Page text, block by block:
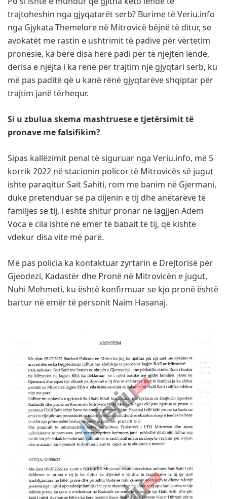
trajtoheshin nga gjyqatarët serb? Burime të Veriu.info
nga Gjykata Themelore në Mitrovicë bëjnë të ditur, se
avokatët me rastin e ushtrimit të padive për vërtetim
pronësie, ka bërë disa herë padi për të njëjtën lëndë,
derisa e njëjta i ka rënë për trajtim një gjyqtari serb, ku
më pas paditë që u kanë rënë gjyqtarëve shqiptar për
trajtim janë tërhequr.
Si u zbulua skema mashtruese e tjetërsimit të
pronave me falsifikim?
Sipas kallëzimit penal të siguruar nga Veriu.info, më 5
korrik 2022 në stacionin policor të Mitrovicës së jugut
ishte paraqitur Sait Sahiti, rom me banim në Gjermani,
duke pretenduar se pa dijenin e tij dhe anëtarëve të
familjes së tij, i është shitur pronar në lagjjen Adem
Voca e cila ishte në emër të babait të tij, që kishte
vdekur disa vite më parë.
Më pas policia ka kontaktuar zyrtarin e Drejtorisë për
Gjeodezi, Kadastër dhe Pronë në Mitrovicën e jugut,
Nuhi Mehmeti, ku është konfirmuar se kjo pronë është
bartur në emër të personit Naim Hasanaj.